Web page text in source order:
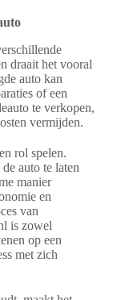
draait het vooral
auto kan
of een
te verkopen,
vermijden.
rol spelen.
auto te laten
manier
en
van
is zowel
op een
met zich